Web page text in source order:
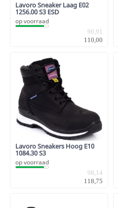
Lavoro Sneaker Laag E02
1256.00 S3 ESD
op voorraad
90,91
110,00
Lavoro Sneakers Hoog E10
1084.30 S3
op voorraad
98,14
118,75